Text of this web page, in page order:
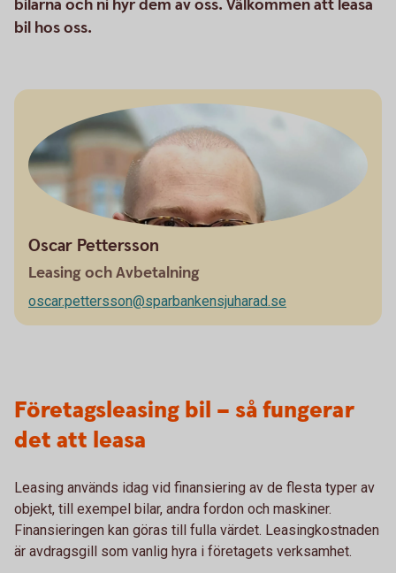
bilarna och ni hyr dem av oss. Välkommen att leasa
bil hos oss.
Oscar Pettersson
Leasing och Avbetalning
oscar.pettersson@sparbankensjuharad.se
Företagsleasing bil – så fungerar
det att leasa
Leasing används idag vid finansiering av de flesta typer av
objekt, till exempel bilar, andra fordon och maskiner.
Finansieringen kan göras till fulla värdet. Leasingkostnaden
är avdragsgill som vanlig hyra i företagets verksamhet.